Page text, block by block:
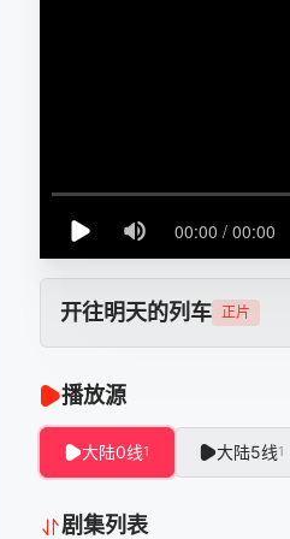
开往明天的列车 正片
播放源
大陆0线1 大陆5线1
剧集列表